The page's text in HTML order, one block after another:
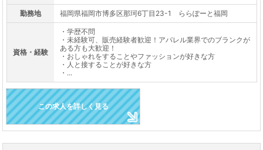
勤務地 福岡県福岡市博多区那珂6丁目23-1 ららぽーと福岡
資格・経験
・学歴不問
・未経験可、販売経験者歓迎！アパレル業界でのブランクが
ある方も大歓迎！
・おしゃれをすることやファッションが好きな方
・人と接することが好きな方
・...
この求人を詳しく見る